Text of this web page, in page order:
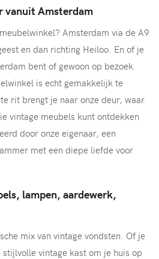
vanuit Amsterdam
Amsterdam via de A9
en dan richting Heiloo. En of je
bent of gewoon op bezoek
is echt gemakkelijk te
rit brengt je naar onze deur, waar
vintage meubels kunt ontdekken
door onze eigenaar, een
met een diepe liefde voor
lampen, aardewerk,
mix van vintage vondsten. Of je
vintage kast om je huis op